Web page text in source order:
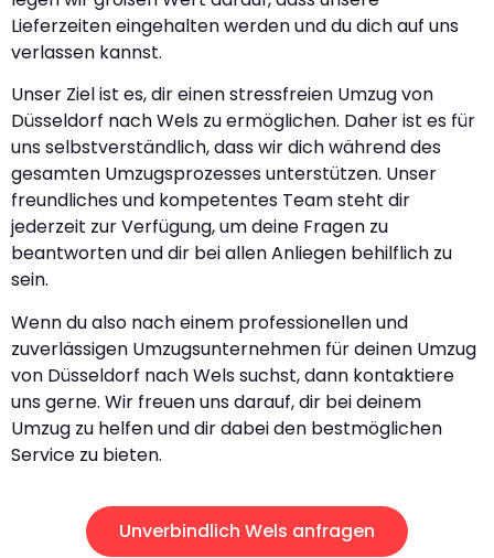
Lieferzeiten eingehalten werden und du dich auf uns
verlassen kannst.
Unser Ziel ist es, dir einen stressfreien Umzug von
Düsseldorf nach Wels zu ermöglichen. Daher ist es für
uns selbstverständlich, dass wir dich während des
gesamten Umzugsprozesses unterstützen. Unser
freundliches und kompetentes Team steht dir
jederzeit zur Verfügung, um deine Fragen zu
beantworten und dir bei allen Anliegen behilflich zu
sein.
Wenn du also nach einem professionellen und
zuverlässigen Umzugsunternehmen für deinen Umzug
von Düsseldorf nach Wels suchst, dann kontaktiere
uns gerne. Wir freuen uns darauf, dir bei deinem
Umzug zu helfen und dir dabei den bestmöglichen
Service zu bieten.
Unverbindlich Wels anfragen